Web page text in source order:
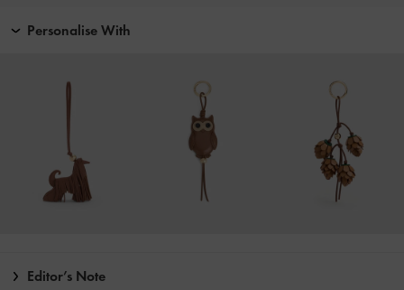
Personalise With
Editor’s Note